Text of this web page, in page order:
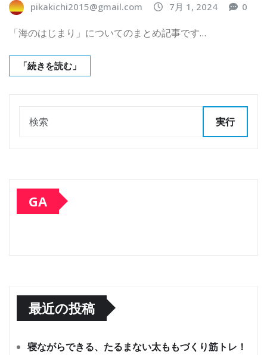
pikakichi2015@gmail.com 7月 1, 2024 0
「海のはじまり」についてのまとめ記事です…
「続きを読む」
実行
GA
最近の投稿
寝ながらできる、たるまない太ももづくり筋トレ！